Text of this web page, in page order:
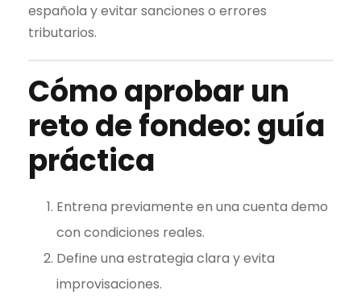
española y evitar sanciones o errores
tributarios.
Cómo aprobar un
reto de fondeo: guía
práctica
Entrena previamente en una cuenta demo
con condiciones reales.
Define una estrategia clara y evita
improvisaciones.